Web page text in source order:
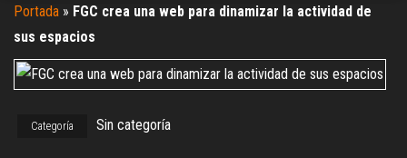
Portada » FGC crea una web para dinamizar la actividad de
sus espacios
Categoría Sin categoría